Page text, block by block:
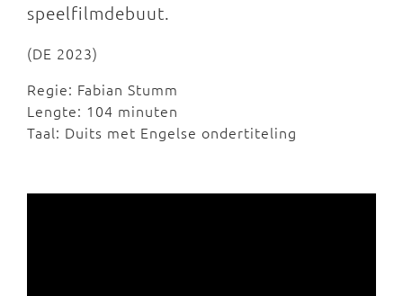
speelfilmdebuut.
(DE 2023)
Regie: Fabian Stumm
Lengte: 104 minuten
Taal: Duits met Engelse ondertiteling